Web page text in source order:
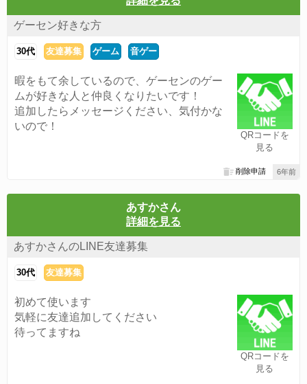
ゲーセン好きな方
30代 友達募集 ゲーム 音ゲー
QRコードを
見る
暇をもて余しているので、ゲーセンのゲー
ムが好きな人と仲良くなりたいです！
追加したらメッセージください、気付かな
いので！
6年前
削除申請
あすかさん
詳細を見る
あすかさんのLINE友達募集
30代 友達募集
QRコードを
見る
初めて使います
気軽に友達追加してください
待ってますね